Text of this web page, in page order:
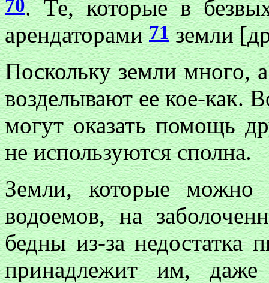
70. Те, которые в
арендаторами71земли
Поскольку земли много,
возделывают ее кое-как.
могут оказать помощь
не используются сполна.
Земли, которые
водоемов, на
бедны из-за недостатка
принадлежит им,